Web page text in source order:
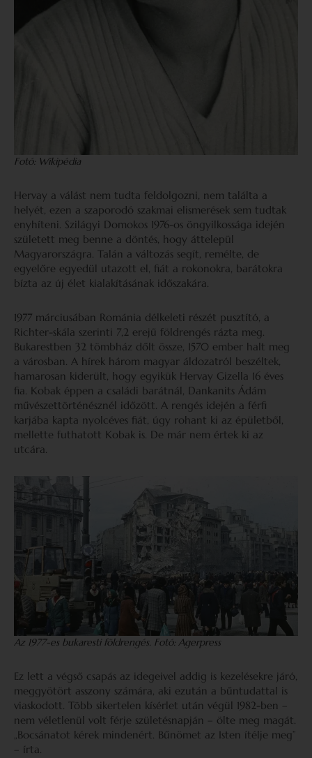
Fotó: Wikipédia
Hervay a válást nem tudta feldolgozni, nem találta a
helyét, ezen a szaporodó szakmai elismerések sem tudtak
enyhíteni. Szilágyi Domokos 1976-os öngyilkossága idején
született meg benne a döntés, hogy áttelepül
Magyarországra. Talán a változás segít, remélte, de
egyelőre egyedül utazott el, fiát a rokonokra, barátokra
bízta az új élet kialakításának időszakára.
1977 márciusában Románia délkeleti részét pusztító, a
Richter-skála szerinti 7,2 erejű földrengés rázta meg.
Bukarestben 32 tömbház dőlt össze, 1570 ember halt meg
a városban. A hírek három magyar áldozatról beszéltek,
hamarosan kiderült, hogy egyikük Hervay Gizella 16 éves
fia. Kobak éppen a családi barátnál, Dankanits Ádám
művészettörténésznél időzött. A rengés idején a férfi
karjába kapta nyolcéves fiát, úgy rohant ki az épületből,
mellette futhatott Kobak is. De már nem értek ki az
utcára.
Az 1977-es bukaresti földrengés. Fotó: Agerpress
Ez lett a végső csapás az idegeivel addig is kezelésekre járó,
meggyötört asszony számára, aki ezután a bűntudattal is
viaskodott. Több sikertelen kísérlet után végül 1982-ben –
nem véletlenül volt férje születésnapján – ölte meg magát.
„Bocsánatot kérek mindenért. Bűnömet az Isten ítélje meg”
– írta.